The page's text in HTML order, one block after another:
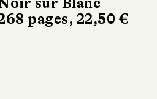
printemps